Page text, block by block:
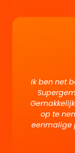
Ik ben net
op te
eenmalige